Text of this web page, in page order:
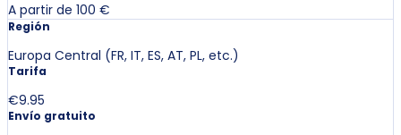
A partir de 100 €
Región
Europa Central (FR, IT, ES, AT, PL, etc.)
Tarifa
€9.95
Envío gratuito